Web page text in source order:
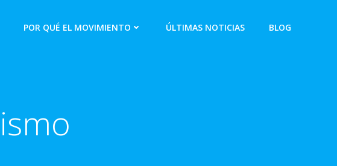
POR QUÉ EL MOVIMIENTO ÚLTIMAS NOTICIAS BLOG